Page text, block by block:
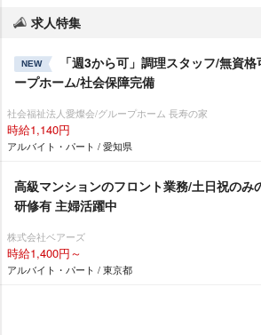
求人特集
NEW
「週3から可」調理スタッフ/無資
ープホーム/社会保障完備
社会福祉法人愛燦会/グループホーム 長寿の家
時給1,140円
アルバイト・パート / 愛知県
⾼級マンションのフロント業務/土日祝のみ
研修有 主婦活躍中
株式会社ベアーズ
時給1,400円～
アルバイト・パート / 東京都